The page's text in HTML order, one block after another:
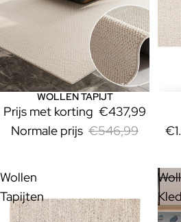
UitverkoopWOLLEN TAPIJT
Prijs met korting €437,99
Normale prijs €546,99
Wollen
Tapijten